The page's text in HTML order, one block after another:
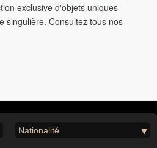
exclusive d'objets uniques
singulière. Consultez tous nos
Nationalité